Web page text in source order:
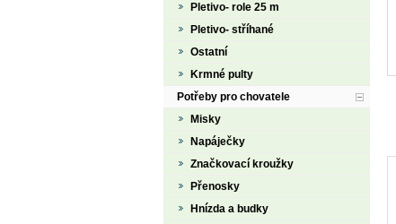
Pletivo- role 25 m
Pletivo- stříhané
Ostatní
Krmné pulty
Potřeby pro chovatele
Misky
Napáječky
Značkovací kroužky
Přenosky
Hnízda a budky